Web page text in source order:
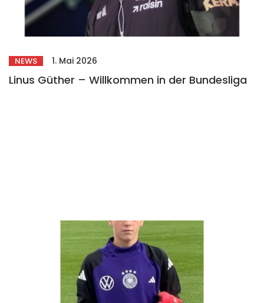
NEWS 1. Mai 2026
Linus Güther – Willkommen in der Bundesliga